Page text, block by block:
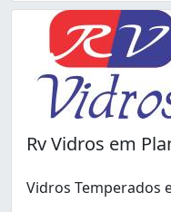
Rv Vidros em
Vidros Temperados